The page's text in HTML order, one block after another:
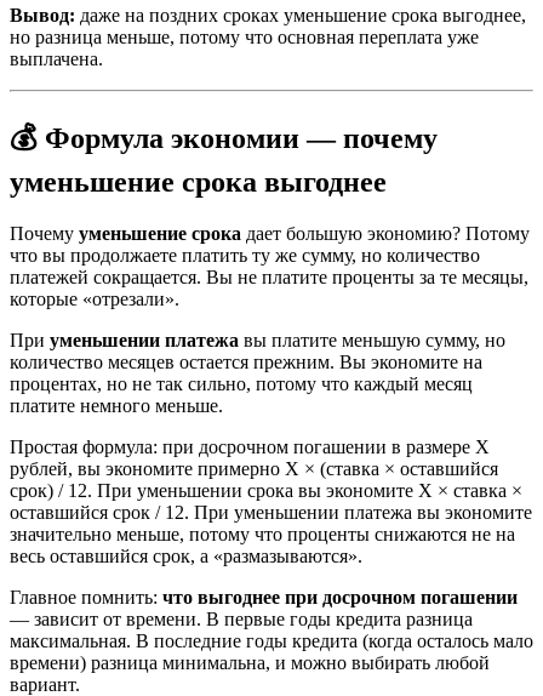
Вывод: даже на поздних сроках уменьшение срока выгоднее,
но разница меньше, потому что основная переплата уже
выплачена.
💰 Формула экономии — почему
уменьшение срока выгоднее
Почему уменьшение срока дает большую экономию? Потому
что вы продолжаете платить ту же сумму, но количество
платежей сокращается. Вы не платите проценты за те месяцы,
которые «отрезали».
При уменьшении платежа вы платите меньшую сумму, но
количество месяцев остается прежним. Вы экономите на
процентах, но не так сильно, потому что каждый месяц
платите немного меньше.
Простая формула: при досрочном погашении в размере X
рублей, вы экономите примерно X × (ставка × оставшийся
срок) / 12. При уменьшении срока вы экономите X × ставка ×
оставшийся срок / 12. При уменьшении платежа вы экономите
значительно меньше, потому что проценты снижаются не на
весь оставшийся срок, а «размазываются».
Главное помнить: что выгоднее при досрочном погашении
— зависит от времени. В первые годы кредита разница
максимальная. В последние годы кредита (когда осталось мало
времени) разница минимальна, и можно выбирать любой
вариант.